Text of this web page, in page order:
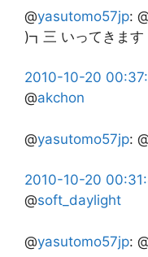
@yasutomo57jp:
)┓三 いってきます
2010-10-20
@akchon
@yasutomo57jp:
2010-10-20
@soft_daylight
@yasutomo57jp: